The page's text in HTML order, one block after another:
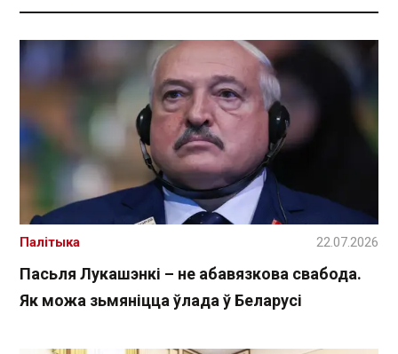
Пасьля Лукашэнкі – не абавязкова свабода.
Як можа зьмяніцца ўлада ў Беларусі
Палітыка 22.07.2026